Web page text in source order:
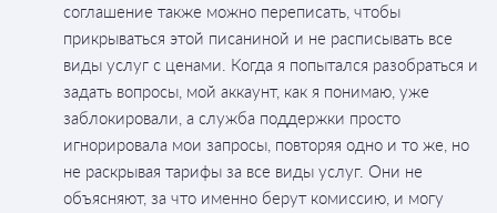
соглашение также можно переписать, чтобы
прикрываться этой писаниной и не расписывать все
виды услуг с ценами. Когда я попытался разобраться и
задать вопросы, мой аккаунт, как я понимаю, уже
заблокировали, а служба поддержки просто
игнорировала мои запросы, повторяя одно и то же, но
не раскрывая тарифы за все виды услуг. Они не
объясняют, за что именно берут комиссию, и могу